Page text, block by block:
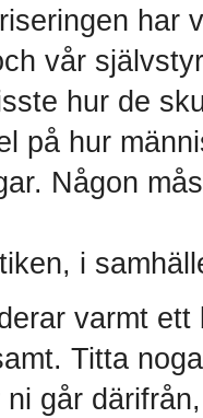
har
vår
hur de
på hur
Någon
i
varmt
Titta
går